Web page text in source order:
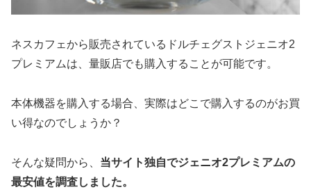
ネスカフェから販売されているドルチェグストジェニオ2
プレミアムは、量販店でも購入することが可能です。
本体機器を購入する場合、実際はどこで購入するのがお買
い得なのでしょうか？
そんな疑問から、 当サイト独自でジェニオ2プレミアムの
最安値を調査しました。